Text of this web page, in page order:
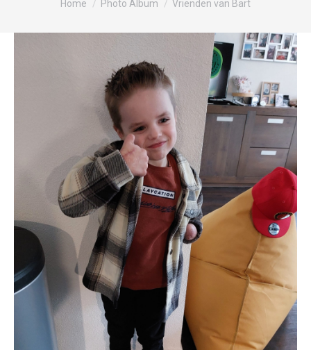
Home Photo Album Vrienden van Bart